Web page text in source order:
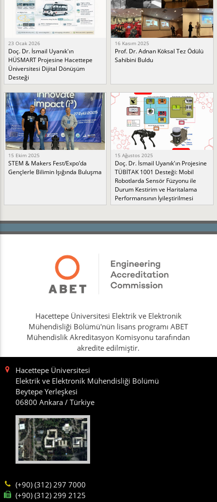
23 Ocak 2026
Doç. Dr. İsmail Uyanık'ın
HÜSMART Projesine Hacettepe
Üniversitesi Dijital Dönüşüm
Desteği
16 Kasım 2025
Prof. Dr. Adnan Köksal Tez Ödülü
Sahibini Buldu
15 Ekim 2025
STEM & Makers Fest/Expo’da
Gençlerle Bilimin Işığında Buluşma
15 Ağustos 2025
Doç. Dr. İsmail Uyanık'ın Projesine
TÜBİTAK 1001 Desteği: Mobil
Robotlarda Sensör Füzyonu ile
Durum Kestirim ve Haritalama
Performansının İyileştirilmesi
Hacettepe Üniversitesi Elektrik ve Elektronik
Mühendisliği Bölümü'nün lisans programı ABET
Mühendislik Akreditasyon Komisyonu tarafından
akredite edilmiştir.
Hacettepe Üniversitesi
Elektrik ve Elektronik Mühendisliği Bölümü
Beytepe Yerleşkesi
06800 Ankara / Türkiye
(+90) (312) 297 7000
(+90) (312) 299 2125